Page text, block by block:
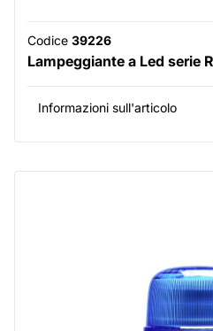
Codice 39226
Lampeggiante a Led serie
Informazioni sull'articolo